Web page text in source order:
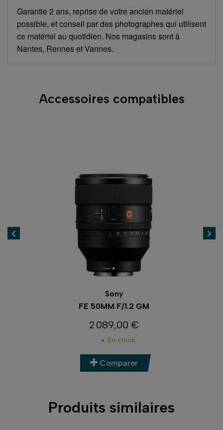
Garantie 2 ans, reprise de votre ancien matériel
possible, et conseil par des photographes qui utilisent
ce matériel au quotidien. Nos magasins sont à
Nantes, Rennes et Vannes.
Accessoires compatibles
Sony
FE 50MM F/1.2 GM
Prix
2 089,00 €
En stock
Comparer
Produits similaires